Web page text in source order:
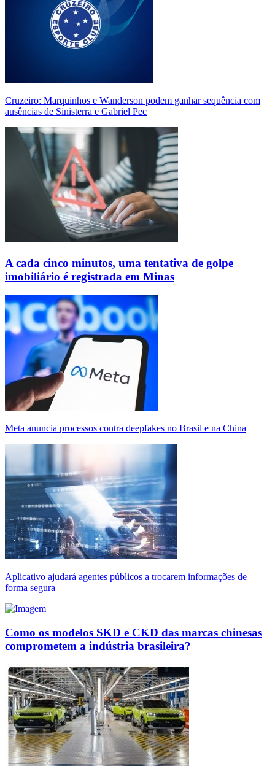
Cruzeiro: Marquinhos e Wanderson podem ganhar sequência com
ausências de Sinisterra e Gabriel Pec
A cada cinco minutos, uma tentativa de golpe
imobiliário é registrada em Minas
Meta anuncia processos contra deepfakes no Brasil e na China
Aplicativo ajudará agentes públicos a trocarem informações de
forma segura
Como os modelos SKD e CKD das marcas chinesas
comprometem a indústria brasileira?